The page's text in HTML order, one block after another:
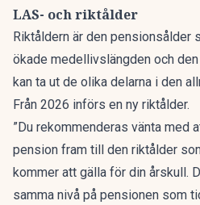
LAS- och riktålder
Riktåldern är den pensionsålder
ökade medellivslängden och
kan ta ut de olika delarna i den
Från 2026 införs en ny riktålder.
”Du rekommenderas vänta med
pension fram till den riktålder
kommer att gälla för din årskull.
samma nivå på pensionen som